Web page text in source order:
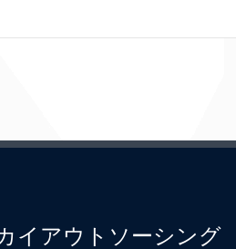
イアウトソーシング